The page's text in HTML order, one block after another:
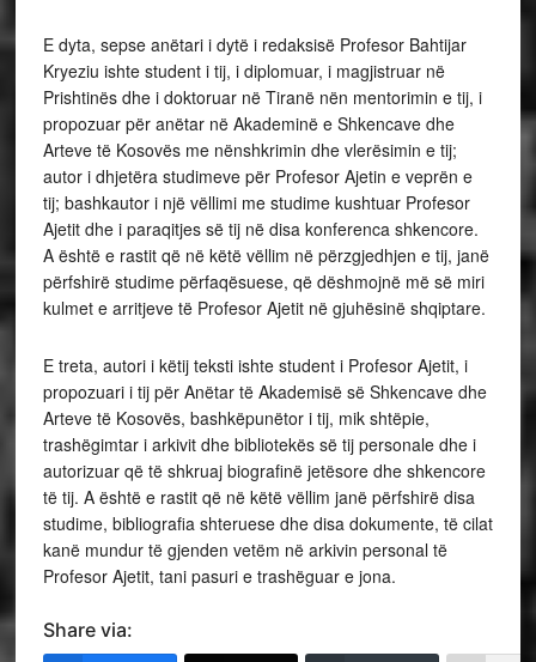
E dyta, sepse anëtari i dytë i redaksisë Profesor Bahtijar
Kryeziu ishte student i tij, i diplomuar, i magjistruar në
Prishtinës dhe i doktoruar në Tiranë nën mentorimin e tij, i
propozuar për anëtar në Akademinë e Shkencave dhe
Arteve të Kosovës me nënshkrimin dhe vlerësimin e tij;
autor i dhjetëra studimeve për Profesor Ajetin e veprën e
tij; bashkautor i një vëllimi me studime kushtuar Profesor
Ajetit dhe i paraqitjes së tij në disa konferenca shkencore.
A është e rastit që në këtë vëllim në përzgjedhjen e tij, janë
përfshirë studime përfaqësuese, që dëshmojnë më së miri
kulmet e arritjeve të Profesor Ajetit në gjuhësinë shqiptare.
E treta, autori i këtij teksti ishte student i Profesor Ajetit, i
propozuari i tij për Anëtar të Akademisë së Shkencave dhe
Arteve të Kosovës, bashkëpunëtor i tij, mik shtëpie,
trashëgimtar i arkivit dhe bibliotekës së tij personale dhe i
autorizuar që të shkruaj biografinë jetësore dhe shkencore
të tij. A është e rastit që në këtë vëllim janë përfshirë disa
studime, bibliografia shteruese dhe disa dokumente, të cilat
kanë mundur të gjenden vetëm në arkivin personal të
Profesor Ajetit, tani pasuri e trashëguar e jona.
Share via: